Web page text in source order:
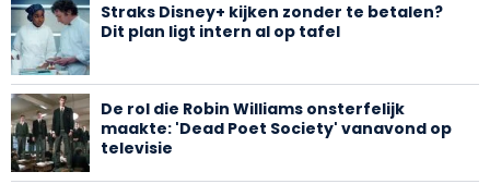
Straks Disney+ kijken zonder te betalen?
Dit plan ligt intern al op tafel
De rol die Robin Williams onsterfelijk
maakte: 'Dead Poet Society' vanavond op
televisie